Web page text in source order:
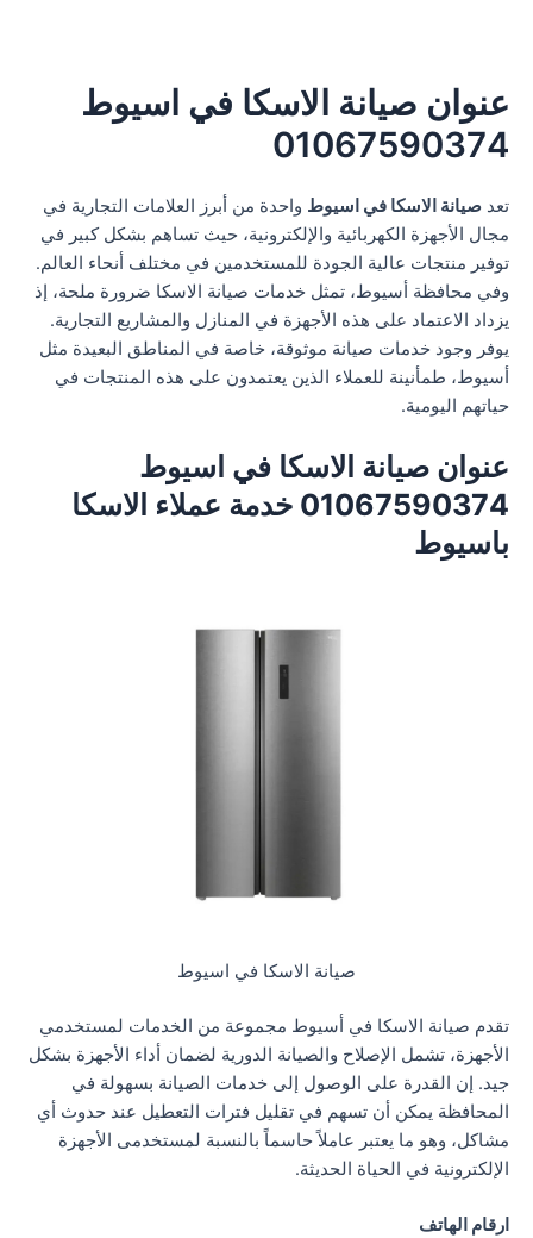
عنوان صيانة الاسكا في اسيوط
01067590374
تعد صيانة الاسكا في اسيوط واحدة من أبرز العلامات التجارية في
مجال الأجهزة الكهربائية والإلكترونية، حيث تساهم بشكل كبير في
توفير منتجات عالية الجودة للمستخدمين في مختلف أنحاء العالم.
وفي محافظة أسيوط، تمثل خدمات صيانة الاسكا ضرورة ملحة، إذ
يزداد الاعتماد على هذه الأجهزة في المنازل والمشاريع التجارية.
يوفر وجود خدمات صيانة موثوقة، خاصة في المناطق البعيدة مثل
أسيوط، طمأنينة للعملاء الذين يعتمدون على هذه المنتجات في
حياتهم اليومية.
عنوان صيانة الاسكا في اسيوط
01067590374 خدمة عملاء الاسكا
باسيوط
صيانة الاسكا في اسيوط
تقدم صيانة الاسكا في أسيوط مجموعة من الخدمات لمستخدمي
الأجهزة، تشمل الإصلاح والصيانة الدورية لضمان أداء الأجهزة بشكل
جيد. إن القدرة على الوصول إلى خدمات الصيانة بسهولة في
المحافظة يمكن أن تسهم في تقليل فترات التعطيل عند حدوث أي
مشاكل، وهو ما يعتبر عاملاً حاسماً بالنسبة لمستخدمى الأجهزة
الإلكترونية في الحياة الحديثة.
ارقام الهاتف